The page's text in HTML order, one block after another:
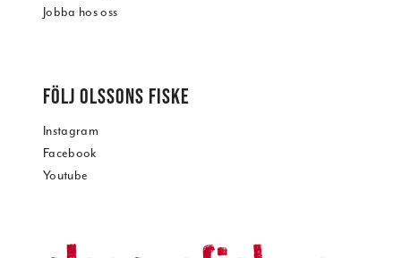
Jobba hos oss
FÖLJ OLSSONS FISKE
Instagram
Facebook
Youtube